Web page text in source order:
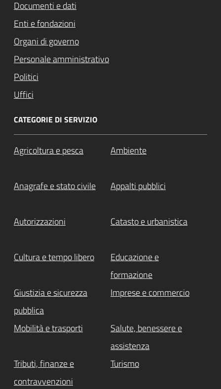
Documenti e dati
Enti e fondazioni
Organi di governo
Personale amministrativo
Politici
Uffici
CATEGORIE DI SERVIZIO
Agricoltura e pesca Ambiente
Anagrafe e stato civile Appalti pubblici
Autorizzazioni Catasto e urbanistica
Cultura e tempo libero
Educazione e
formazione
Giustizia e sicurezza
pubblica
Imprese e commercio
Mobilità e trasporti
Salute, benessere e
assistenza
Tributi, finanze e
contravvenzioni
Turismo